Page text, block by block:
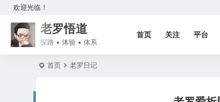
欢迎光临！
老罗悟道
探路 • 体验 • 体系
首页 关注 平台
首页 老罗日记